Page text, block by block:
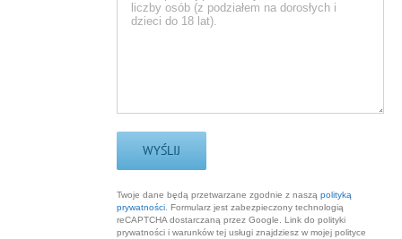
Twoje dane będą przetwarzane zgodnie z nasząpolityką
prywatności . Formularz jest zabezpieczony technologią
reCAPTCHA dostarczaną przez Google. Link do polityki
prywatności i warunków tej usługi znajdziesz w mojej polityce